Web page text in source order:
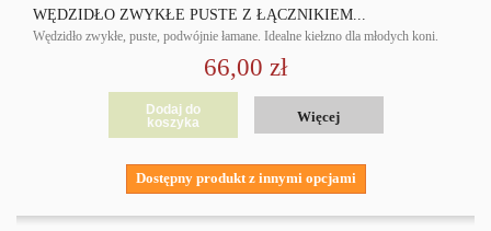
WĘDZIDŁO ZWYKŁE PUSTE Z ŁĄCZNIKIEM...
Wędzidło zwykłe, puste, podwójnie łamane. Idealne kiełzno dla młodych koni.
66,00 zł
Dodaj do
koszyka
Więcej
Dostępny produkt z innymi opcjami